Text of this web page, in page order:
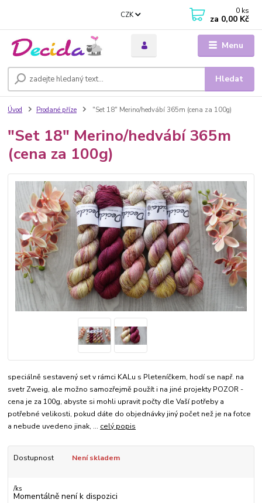
Menu
CZK
Hledat
0 ks
za 0,00 Kč
Úvod Prodané příze "Set 18" Merino/hedvábí 365m (cena za 100g)
"Set 18" Merino/hedvábí 365m
(cena za 100g)
speciálně sestavený set v rámci KALu s Pleteníčkem, hodí se např. na
svetr Zweig, ale možno samozřejmě použít i na jiné projekty POZOR -
cena je za 100g, abyste si mohli upravit počty dle Vaší potřeby a
potřebné velikosti, pokud dáte do objednávky jiný počet než je na fotce
a nebude uvedeno jinak, ... celý popis
Dostupnost Není skladem
/ks
Momentálně není k dispozici